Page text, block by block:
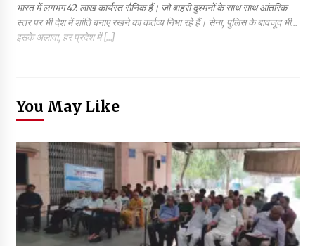
भारत में लगभग 42 लाख कार्यरत सैनिक हैं। जो बाहरी दुश्मनों के साथ साथ आंतरिक
स्तर पर भी देश में शांति बनाए रखने का कर्तव्य निभा रहे हैं। सेना, पुलिस के बावजूद भी…
इसके अलावा, हर प्रदेश में […]
You May Like